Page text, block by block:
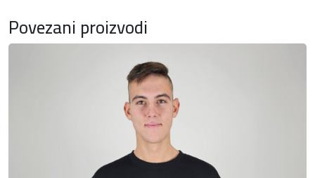
Povezani proizvodi